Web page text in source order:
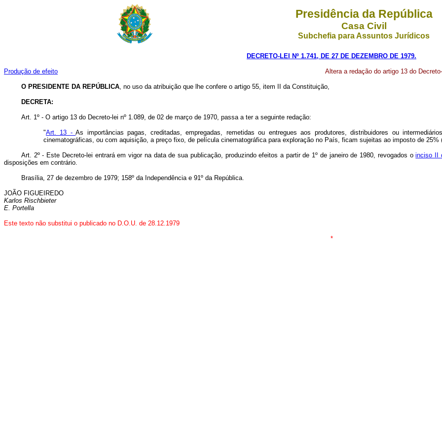
Presidência da República
Casa Civil
Subchefia para Assuntos Jurídicos
DECRETO-LEI Nº 1.741, DE 27 DE DEZEMBRO DE 1979.
Produção de efeito Altera a redação do artigo 13 do
O PRESIDENTE DA REPÚBLICA, no uso da atribuição que lhe confere o artigo 55, item II da Constituição,
DECRETA:
Art. 1º - O artigo 13 do Decreto-lei nº 1.089, de 02 de março de 1970, passa a ter a seguinte redação:
"Art. 13 -As importâncias pagas, creditadas, empregadas, remetidas ou entregues aos produtores, distribuidores ou
cinematográficas, ou com aquisição, a preço fixo, de película cinematográfica para exploração no País, ficam sujeitas ao imposto de
Art. 2º - Este Decreto-lei entrará em vigor na data de sua publicação, produzindo efeitos a partir de 1º de janeiro de 1980, revogados oinciso II
disposições em contrário.
Brasília, 27 de dezembro de 1979; 158º da Independência e 91º da República.
JOÃO FIGUEIREDO
Karlos Rischbieter
E. Portella
Este texto não substitui o publicado no D.O.U. de 28.12.1979
*